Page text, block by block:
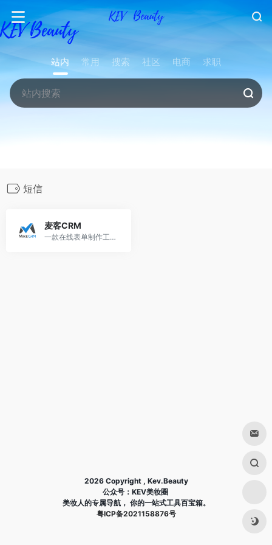
站内 常用 搜索 社区 电商 求职
短信
麦客CRM
一款在线表单制作工具，同时也是强大的客户信息处理和关系管理系统。
2026 Copyright , Kev.Beauty
公众号：KEV美妆圈
美妆人的专属导航， 你的一站式工具百宝箱。
粤ICP备2021158876号